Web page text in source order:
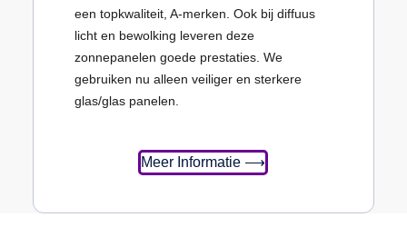
een topkwaliteit, A-merken. Ook bij diffuus
licht en bewolking leveren deze
zonnepanelen goede prestaties. We
gebruiken nu alleen veiliger en sterkere
glas/glas panelen.
Meer Informatie ⟶